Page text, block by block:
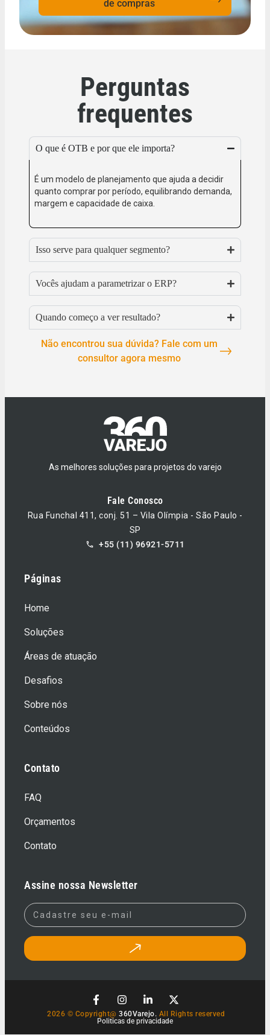
de compras
Perguntas
frequentes
O que é OTB e por que ele importa?
É um modelo de planejamento que ajuda a decidir
quanto comprar por período, equilibrando demanda,
margem e capacidade de caixa.
Isso serve para qualquer segmento?
Vocês ajudam a parametrizar o ERP?
Quando começo a ver resultado?
Não encontrou sua dúvida? Fale com um
consultor agora mesmo
As melhores soluções para projetos do varejo
Fale Conosco
Rua Funchal 411, conj. 51 – Vila Olímpia - São Paulo -
SP
+55 (11) 96921-5711
Páginas
Home
Soluções
Áreas de atuação
Desafios
Sobre nós
Conteúdos
Contato
FAQ
Orçamentos
Contato
Assine nossa Newsletter
2026 © Copyright@360Varejo. All Rights reserved
Politicas de privacidade